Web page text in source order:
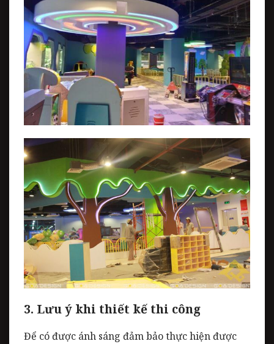
3. Lưu ý khi thiết kế thi công
Để có được ánh sáng đảm bảo thực hiện được